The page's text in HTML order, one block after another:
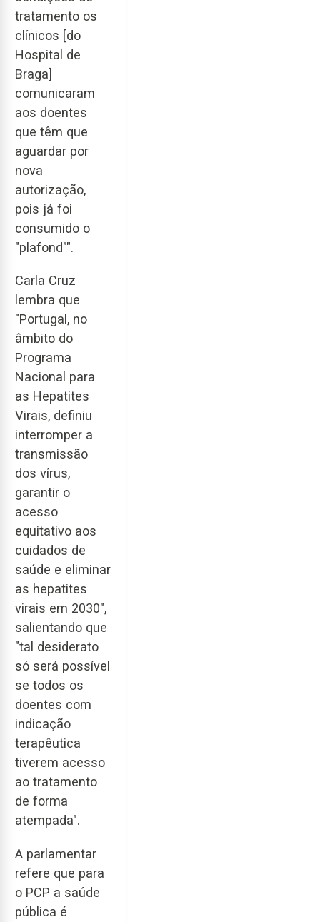
tratamento os
clínicos [do
Hospital de
Braga]
comunicaram
aos doentes
que têm que
aguardar por
nova
autorização,
pois já foi
consumido o
"plafond"".
Carla Cruz
lembra que
"Portugal, no
âmbito do
Programa
Nacional para
as Hepatites
Virais, definiu
interromper a
transmissão
dos vírus,
garantir o
acesso
equitativo aos
cuidados de
saúde e eliminar
as hepatites
virais em 2030",
salientando que
"tal desiderato
só será possível
se todos os
doentes com
indicação
terapêutica
tiverem acesso
ao tratamento
de forma
atempada".
A parlamentar
refere que para
o PCP a saúde
pública é